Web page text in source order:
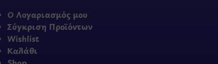
Ο Λογαριασμός μου
Σύγκριση Προϊόντων
Wishlist
Καλάθι